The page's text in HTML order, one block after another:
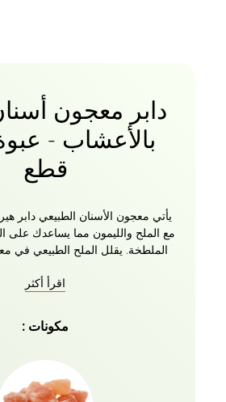
دابر معجون
قطع
يأتي معجون الأسنان الطبيعي دابر
مع الملح والليمون مما يساعدك على
الملطخة. يقلل الملح الطبيعي في
الهيدروجيني الطبيعي ، وبالتالي يمنع
تبييض ويجعل أسنانك أكثر بياضا.
الفم بشكل عام ويعطي نضارة الفم. إنه
أسنان كمجاملة.
اقرأ أكثر
مكونات :